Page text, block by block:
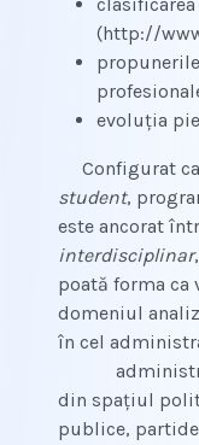
(http://
evoluţia
Configurat ca
student,
este ancorat
interdisciplinar
poată forma ca
domeniul
în cel
din spaţiul
publice,